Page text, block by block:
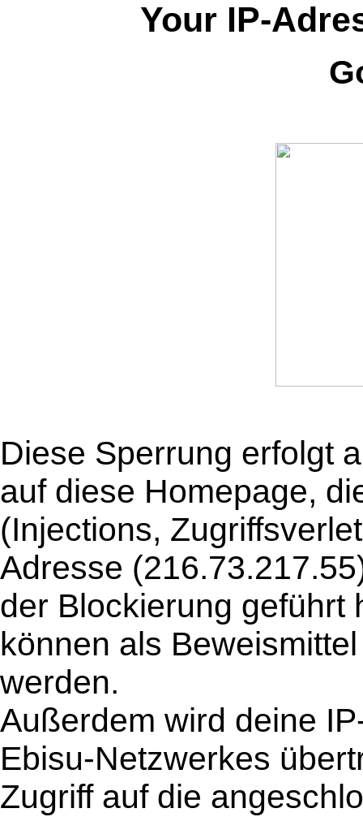
Your IP-
Diese Sperrung erfolgt
auf diese Homepage,
(Injections,
Adresse
der Blockierung geführt
können als
werden.
Außerdem wird deine
Ebisu-Netzwerkes
Zugriff auf die